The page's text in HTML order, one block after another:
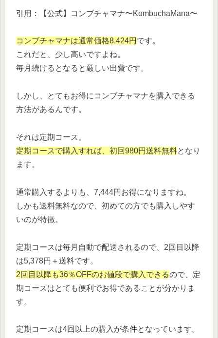
引用：【公式】コンブチャマナ〜KombuchaMana〜
コンブチャマナは通常価格8,424円 です。
これだと、少し高いですよね。
毎月続けるとなると厳しい出費です。
しかし、とてもお得にコンブチャマナを購入できる
方法があるんです。
それは定期コース。
定期コースで購入すれば、初回980円送料無料となり
ます。
通常購入するよりも、7,444円お得になりますね。
しかも送料無料なので、初めての方でも購入しやす
いのが特徴。
定期コースは毎月自動で配送されるので、2回目以降
は5,378円＋送料です。
2回目以降も36％OFFのお値段で購入できるので、定
期コースはとても便利でお得であることが分かりま
す。
定期コースは4回以上の購入が条件となっています。